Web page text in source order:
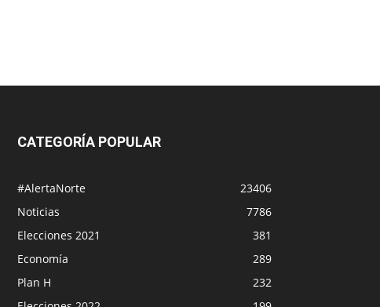
CATEGORÍA POPULAR
#AlertaNorte
23406
Noticias
7786
Elecciones 2021
381
Economía
289
Plan H
232